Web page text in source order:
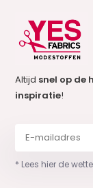
Altijd snel op de
inspiratie!
* Lees hier de